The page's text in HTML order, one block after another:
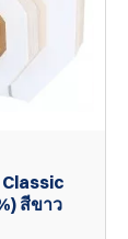
สีขาว